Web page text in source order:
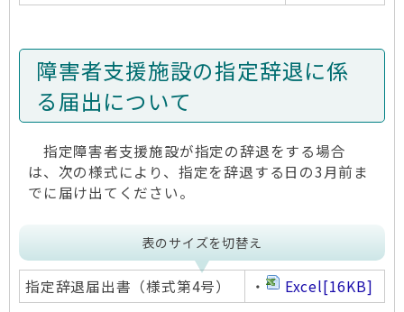
障害者支援施設の指定辞退に係
る届出について
指定障害者支援施設が指定の辞退をする場合
は、次の様式により、指定を辞退する日の3月前ま
でに届け出てください。
表のサイズを切替え
指定辞退届出書（様式第4号） ・ Excel[16KB]